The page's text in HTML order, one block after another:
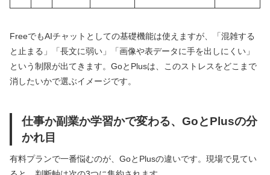
FreeでもAIチャットとしての基礎機能は使えますが、「混雑する
と止まる」「長文に弱い」「画像や表データに手を出しにくい」
という制限が出てきます。GoとPlusは、このストレスをどこまで
消したいかで選ぶイメージです。
仕事か副業か学習かで変わる、GoとPlusの分
かれ目
有料プランで一番悩むのが、GoとPlusの違いです。現場で見てい